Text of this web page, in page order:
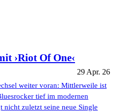
›Riot Of One‹
29 Apr. 26
weiter voran: Mittlerweile ist
tief im modernen
nicht zuletzt seine neue Single